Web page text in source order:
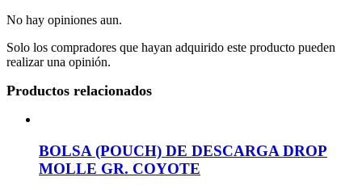
No hay opiniones aun.
Solo los compradores que hayan adquirido este producto pueden
realizar una opinión.
Productos relacionados
BOLSA (POUCH) DE DESCARGA DROP
MOLLE GR. COYOTE